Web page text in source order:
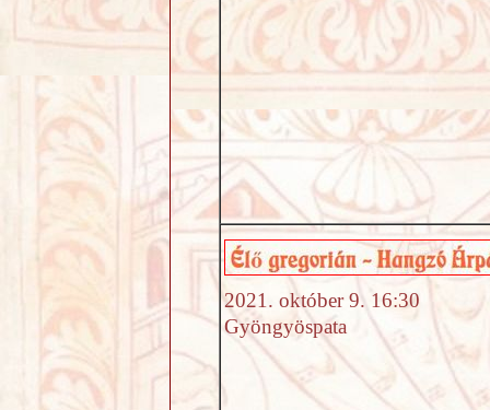
2021. október 9. 16:30
Gyöngyöspata